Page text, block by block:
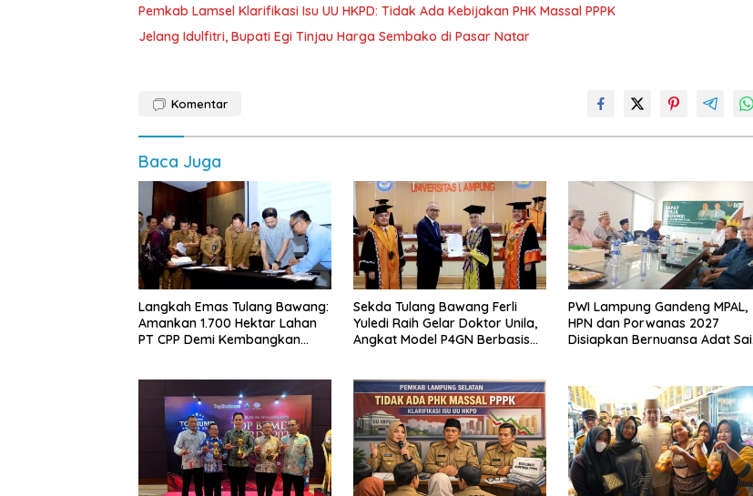
Pemkab Lamsel Klarifikasi Isu UU HKPD: Tidak Ada Kebijakan PHK Massal PPPK
Jelang Idulfitri, Bupati Egi Tinjau Harga Sembako di Pasar Natar
Komentar
Baca Juga
Langkah Emas Tulang Bawang:
Amankan 1.700 Hektar Lahan
PT CPP Demi Kembangkan
Sekda Tulang Bawang Ferli
Yuledi Raih Gelar Doktor Unila,
Angkat Model P4GN Berbasis
PWI Lampung Gandeng MPAL,
HPN dan Porwanas 2027
Disiapkan Bernuansa Adat Sai